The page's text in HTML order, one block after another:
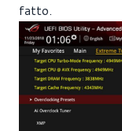
fatto.